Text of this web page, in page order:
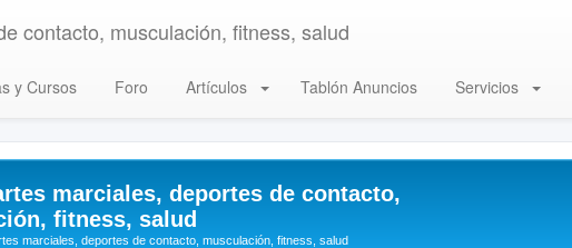
contacto, musculación, fitness, salud
y Cursos Foro Artículos Tablón Anuncios Servicios
marciales, deportes de contacto,
fitness, salud
marciales, deportes de contacto, musculación, fitness, salud